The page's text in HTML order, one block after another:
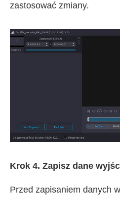
zastosować zmiany.
Krok 4. Zapisz dane
Przed zapisaniem danych